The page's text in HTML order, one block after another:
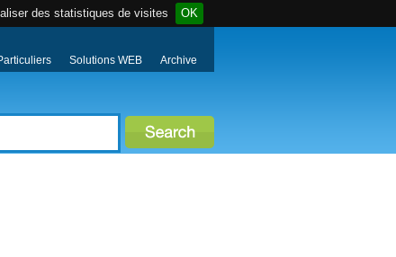
des statistiques de visites OK
Solutions WEB Archive